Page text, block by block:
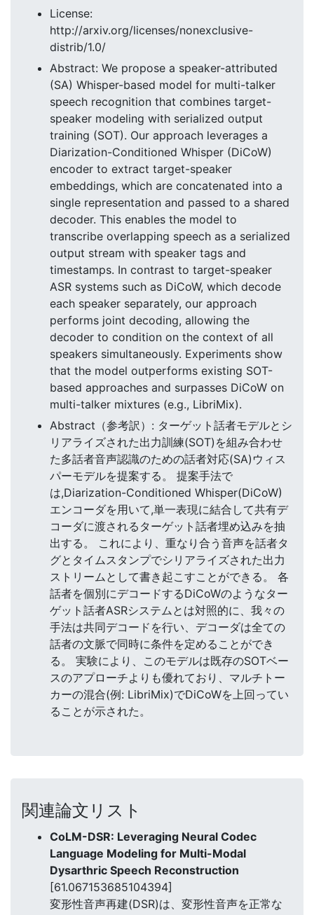
License:
http://arxiv.org/licenses/nonexclusive-
distrib/1.0/
Abstract: We propose a speaker-attributed
(SA) Whisper-based model for multi-talker
speech recognition that combines target-
speaker modeling with serialized output
training (SOT). Our approach leverages a
Diarization-Conditioned Whisper (DiCoW)
encoder to extract target-speaker
embeddings, which are concatenated into a
single representation and passed to a shared
decoder. This enables the model to
transcribe overlapping speech as a serialized
output stream with speaker tags and
timestamps. In contrast to target-speaker
ASR systems such as DiCoW, which decode
each speaker separately, our approach
performs joint decoding, allowing the
decoder to condition on the context of all
speakers simultaneously. Experiments show
that the model outperforms existing SOT-
based approaches and surpasses DiCoW on
multi-talker mixtures (e.g., LibriMix).
Abstract（参考訳）: ターゲット話者モデルとシ
リアライズされた出力訓練(SOT)を組み合わせ
た多話者音声認識のための話者対応(SA)ウィス
パーモデルを提案する。 提案手法で
は,Diarization-Conditioned Whisper(DiCoW)
エンコーダを用いて,単一表現に結合して共有デ
コーダに渡されるターゲット話者埋め込みを抽
出する。 これにより、重なり合う音声を話者タ
グとタイムスタンプでシリアライズされた出力
ストリームとして書き起こすことができる。 各
話者を個別にデコードするDiCoWのようなター
ゲット話者ASRシステムとは対照的に、我々の
手法は共同デコードを行い、デコーダは全ての
話者の文脈で同時に条件を定めることができ
る。 実験により、このモデルは既存のSOTベー
スのアプローチよりも優れており、マルチトー
カーの混合(例: LibriMix)でDiCoWを上回ってい
ることが示された。
関連論文リスト
CoLM-DSR: Leveraging Neural Codec
Language Modeling for Multi-Modal
Dysarthric Speech Reconstruction
[61.067153685104394]
変形性音声再建(DSR)は、変形性音声を正常な